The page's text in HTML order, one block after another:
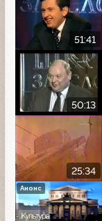
51:41
50:13
25:34
Анонс